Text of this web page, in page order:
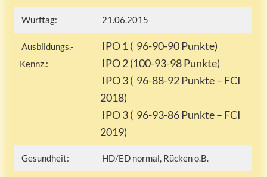
Wurftag: 21.06.2015
Ausbildungs.-
Kennz.:
IPO 1 ( 96-90-90 Punkte)
IPO 2 (100-93-98 Punkte)
IPO 3 ( 96-88-92 Punkte – FCI
2018)
IPO 3 ( 96-93-86 Punkte – FCI
2019)
Gesundheit: HD/ED normal, Rücken o.B.